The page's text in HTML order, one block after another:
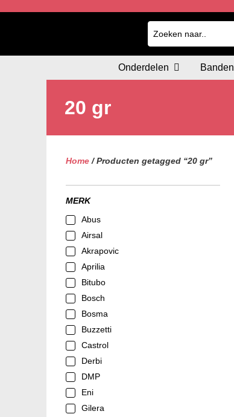
Onderdelen Banden
20 gr
Home/ Producten getagged “20 gr”
MERK
Abus
Airsal
Akrapovic
Aprilia
Bitubo
Bosch
Bosma
Buzzetti
Castrol
Derbi
DMP
Eni
Gilera